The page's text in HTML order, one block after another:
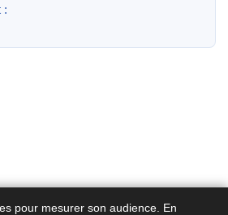
:
pour mesurer son audience. En